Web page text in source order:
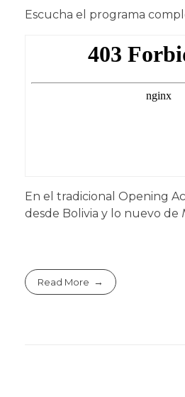
Escucha el programa
En el tradicional Opening
desde Bolivia y lo nuevo de
Read More